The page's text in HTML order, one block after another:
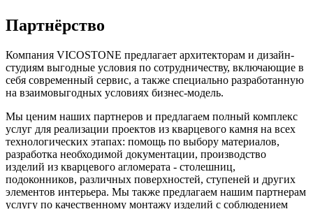
Партнёрство
Компания VICOSTONE предлагает архитекторам и дизайн-
студиям выгодные условия по сотрудничеству, включающие в
себя современный сервис, а также специально разработанную
на взаимовыгодных условиях бизнес-модель.
Мы ценим наших партнеров и предлагаем полный комплекс
услуг для реализации проектов из кварцевого камня на всех
технологических этапах: помощь по выбору материалов,
разработка необходимой документации, производство
изделий из кварцевого агломерата - столешниц,
подоконников, различных поверхностей, ступеней и других
элементов интерьера. Мы также предлагаем нашим партнерам
услугу по качественному монтажу изделий с соблюдением